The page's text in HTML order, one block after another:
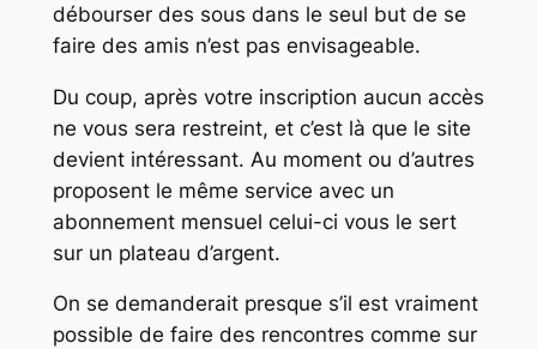
débourser des sous dans le seul but de se
faire des amis n’est pas envisageable.
Du coup, après votre inscription aucun accès
ne vous sera restreint, et c’est là que le site
devient intéressant. Au moment ou d’autres
proposent le même service avec un
abonnement mensuel celui-ci vous le sert
sur un plateau d’argent.
On se demanderait presque s’il est vraiment
possible de faire des rencontres comme sur